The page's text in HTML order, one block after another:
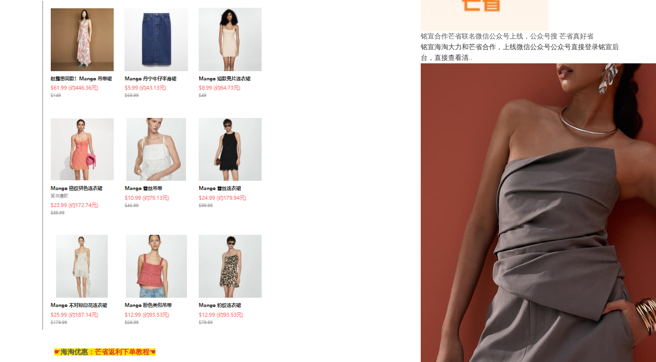
☛海淘优惠 ：芒省返利下单教程☚
铭宣合作芒省联名微信公众号上线，公众号搜 芒省真好省
铭宣海淘大力和芒省合作，上线微信公众号公众号直接登录铭宣后
台，直接查看清..